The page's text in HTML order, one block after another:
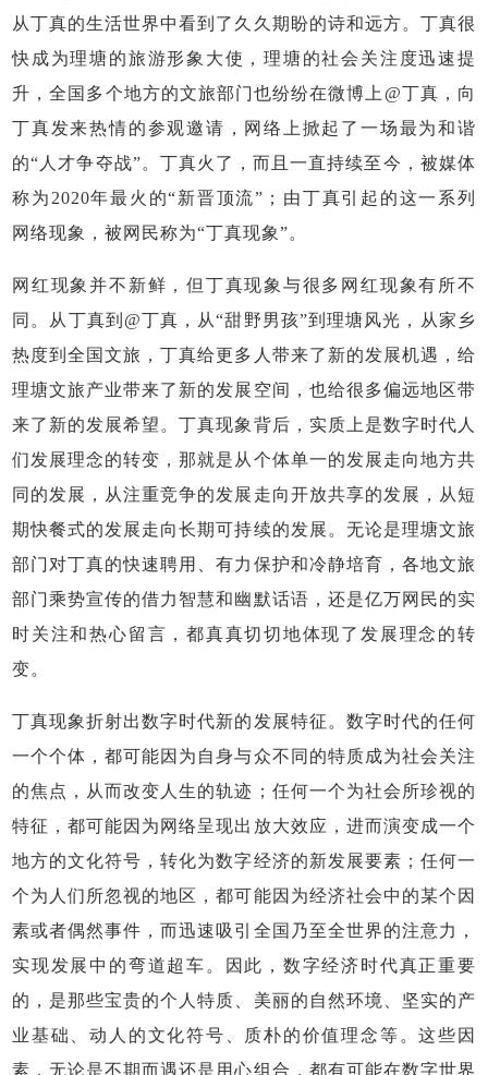
从丁真的生活世界中看到了久久期盼的诗和远方。丁真很
快成为理塘的旅游形象大使，理塘的社会关注度迅速提
升，全国多个地方的文旅部门也纷纷在微博上@丁真，向
丁真发来热情的参观邀请，网络上掀起了一场最为和谐
的“人才争夺战”。丁真火了，而且一直持续至今，被媒体
称为2020年最火的“新晋顶流”；由丁真引起的这一系列
网络现象，被网民称为“丁真现象”。
网红现象并不新鲜，但丁真现象与很多网红现象有所不
同。从丁真到@丁真，从“甜野男孩”到理塘风光，从家乡
热度到全国文旅，丁真给更多人带来了新的发展机遇，给
理塘文旅产业带来了新的发展空间，也给很多偏远地区带
来了新的发展希望。丁真现象背后，实质上是数字时代人
们发展理念的转变，那就是从个体单一的发展走向地方共
同的发展，从注重竞争的发展走向开放共享的发展，从短
期快餐式的发展走向长期可持续的发展。无论是理塘文旅
部门对丁真的快速聘用、有力保护和冷静培育，各地文旅
部门乘势宣传的借力智慧和幽默话语，还是亿万网民的实
时关注和热心留言，都真真切切地体现了发展理念的转
变。
丁真现象折射出数字时代新的发展特征。数字时代的任何
一个个体，都可能因为自身与众不同的特质成为社会关注
的焦点，从而改变人生的轨迹；任何一个为社会所珍视的
特征，都可能因为网络呈现出放大效应，进而演变成一个
地方的文化符号，转化为数字经济的新发展要素；任何一
个为人们所忽视的地区，都可能因为经济社会中的某个因
素或者偶然事件，而迅速吸引全国乃至全世界的注意力，
实现发展中的弯道超车。因此，数字经济时代真正重要
的，是那些宝贵的个人特质、美丽的自然环境、坚实的产
业基础、动人的文化符号、质朴的价值理念等。这些因
素，无论是不期而遇还是用心组合，都有可能在数字世界